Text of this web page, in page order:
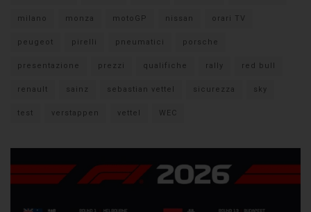
milano monza motoGP nissan orari TV
peugeot pirelli pneumatici porsche
presentazione prezzi qualifiche rally red bull
renault sainz sebastian vettel sicurezza sky
test verstappen vettel WEC